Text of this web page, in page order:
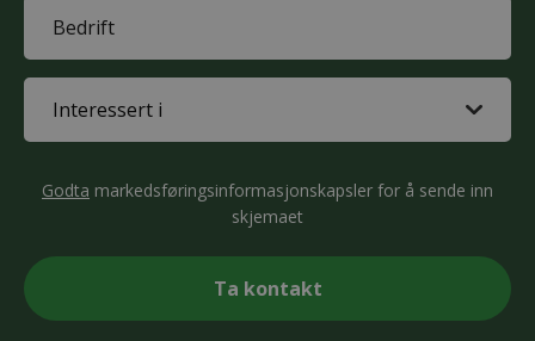
(Påkrevd)
(Påkrevd)
Godta markedsføringsinformasjonskapsler for å sende inn
skjemaet